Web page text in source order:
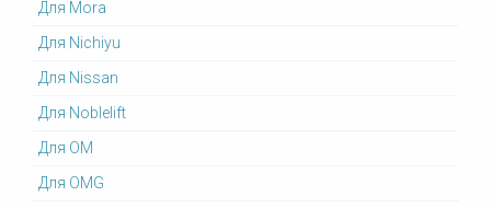
Для Mora
Для Nichiyu
Для Nissan
Для Noblelift
Для OM
Для OMG